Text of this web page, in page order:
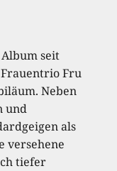
seit
Fru
Neben
und
als
versehene
tiefer